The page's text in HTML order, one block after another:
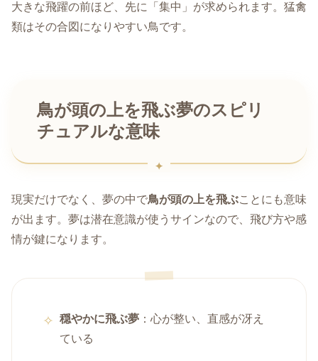
大きな飛躍の前ほど、先に「集中」が求められます。猛禽
類はその合図になりやすい鳥です。
鳥が頭の上を飛ぶ夢のスピリ
チュアルな意味
現実だけでなく、夢の中で鳥が頭の上を飛ぶことにも意味
が出ます。夢は潜在意識が使うサインなので、飛び方や感
情が鍵になります。
穏やかに飛ぶ夢 ：心が整い、直感が冴え
ている